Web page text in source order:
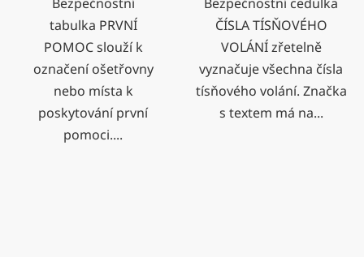
tabulka PRVNÍ
POMOC slouží k
označení ošetřovny
nebo místa k
poskytování první
pomoci....
ČÍSLA TÍSŇOVÉHO
VOLÁNÍ zřetelně
vyznačuje všechna čísla
tísňového volání. Značka
s textem má na...